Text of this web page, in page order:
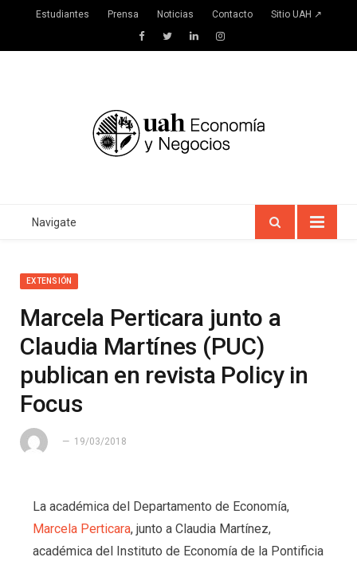
Estudiantes Prensa Noticias Contacto Sitio UAH ↗
FacebookTwitterLinkedInInstagram
Navigate
EXTENSIÓN
Marcela Perticara junto a
Claudia Martínes (PUC)
publican en revista Policy in
Focus
19/03/2018
La académica del Departamento de Economía,
Marcela Perticara, junto a Claudia Martínez,
académica del Instituto de Economía de la Pontificia